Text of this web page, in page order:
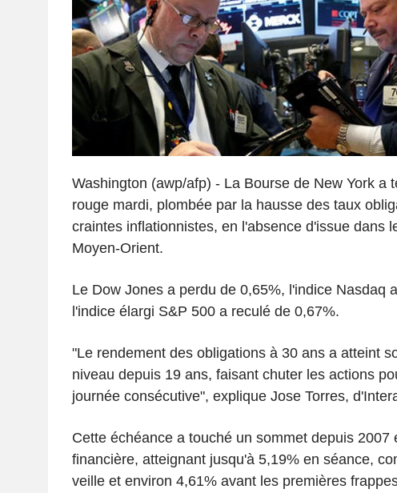
Washington (awp/afp) - La Bourse de New York a
rouge mardi, plombée par la hausse des taux
craintes inflationnistes, en l'absence d'issue dans
Moyen-Orient.
Le Dow Jones a perdu de 0,65%, l'indice Nasdaq
l'indice élargi S&P 500 a reculé de 0,67%.
"Le rendement des obligations à 30 ans a atteint
niveau depuis 19 ans, faisant chuter les actions
journée consécutive", explique Jose Torres,
Cette échéance a touché un sommet depuis 2007
financière, atteignant jusqu'à 5,19% en séance,
veille et environ 4,61% avant les premières